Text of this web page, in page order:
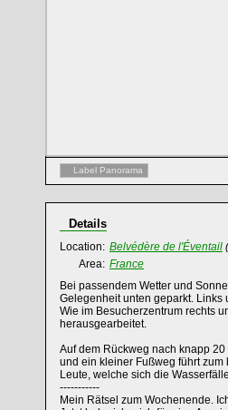
Label Panorama
Details
Location: Belvédère de l'Éventail
Area: France
Bei passendem Wetter und
Gelegenheit unten geparkt. Links
Wie im Besucherzentrum rechts
herausgearbeitet.
Auf dem Rückweg nach knapp
und ein kleiner Fußweg führt
Leute, welche sich die
-----------
Mein Rätsel zum Wochenende.